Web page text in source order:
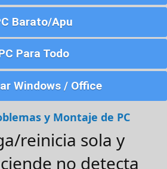
Barato/Apu
Para Todo
Windows / Office
y Montaje de PC
reinicia sola y
no detecta